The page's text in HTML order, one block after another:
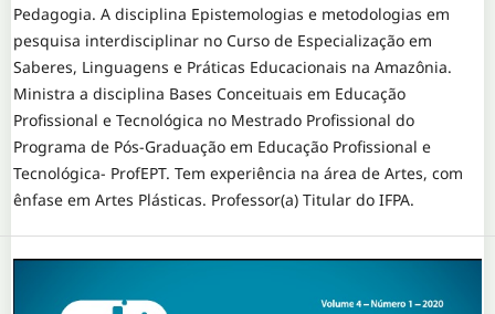
Pedagogia. A disciplina Epistemologias e metodologias em
pesquisa interdisciplinar no Curso de Especialização em
Saberes, Linguagens e Práticas Educacionais na Amazônia.
Ministra a disciplina Bases Conceituais em Educação
Profissional e Tecnológica no Mestrado Profissional do
Programa de Pós-Graduação em Educação Profissional e
Tecnológica- ProfEPT. Tem experiência na área de Artes, com
ênfase em Artes Plásticas. Professor(a) Titular do IFPA.